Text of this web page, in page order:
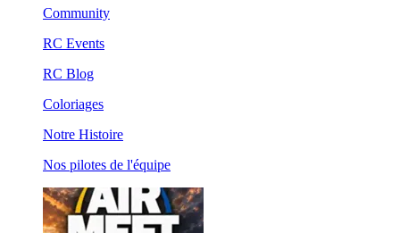
Community
RC Events
RC Blog
Coloriages
Notre Histoire
Nos pilotes de l'équipe